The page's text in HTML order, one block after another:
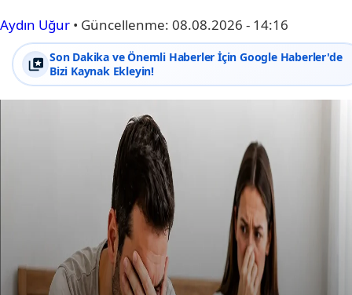
Aydın Uğur • Güncellenme: 08.08.2026 - 14:16
Son Dakika ve Önemli Haberler İçin Google Haberler'de
Bizi Kaynak Ekleyin!